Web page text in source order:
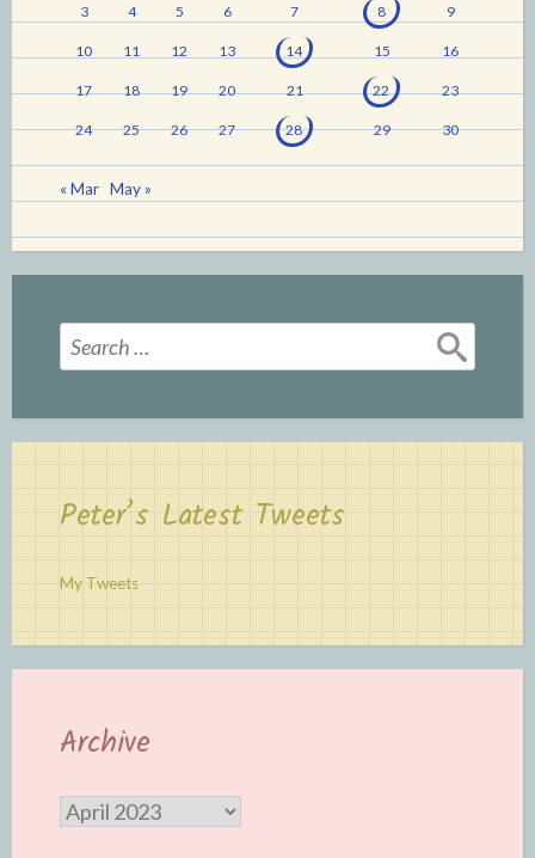
3 4 5 6 7 8 9
10 11 12 13 14 15 16
17 18 19 20 21 22 23
24 25 26 27 28 29 30
« Mar May »
Search
for:
Peter’s Latest Tweets
My Tweets
Archive
Archive